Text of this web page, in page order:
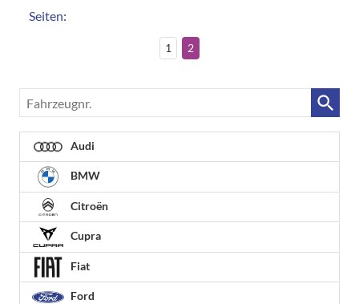
Seiten:
1 2
Fahrzeugnr.
Audi
BMW
Citroën
Cupra
Fiat
Ford